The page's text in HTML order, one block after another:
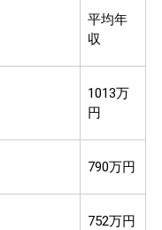
平均年
収
1013万
円
790万円
752万円